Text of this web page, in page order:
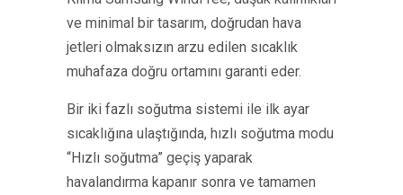
ve minimal bir tasarım, doğrudan hava
jetleri olmaksızın arzu edilen sıcaklık
muhafaza doğru ortamını garanti eder.
Bir iki fazlı soğutma sistemi ile ilk ayar
sıcaklığına ulaştığında, hızlı soğutma modu
“Hızlı soğutma” geçiş yaparak
havalandırma kapanır sonra ve tamamen